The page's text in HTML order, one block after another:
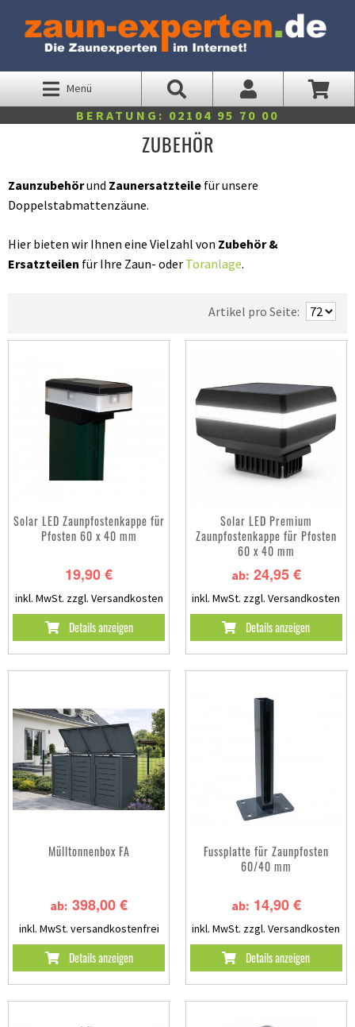
Menü
BERATUNG: 02104 95 70 00
ZUBEHÖR
Zaunzubehörund Zaunersatzteile für unsere
Doppelstabmattenzäune.
Hier bieten wir Ihnen eine Vielzahl von Zubehör &
Ersatzteilen für Ihre Zaun- oder Toranlage.
Artikel pro Seite
Solar LED Zaunpfostenkappe für
Pfosten 60 x 40 mm
19,90 €
inkl. MwSt. zzgl. Versandkosten
Details anzeigen
Solar LED Premium
Zaunpfostenkappe für Pfosten
60 x 40 mm
ab: 24,95 €
inkl. MwSt. zzgl. Versandkosten
Details anzeigen
Mülltonnenbox FA
ab: 398,00 €
inkl. MwSt. versandkostenfrei
Details anzeigen
Fussplatte für Zaunpfosten
60/40 mm
ab: 14,90 €
inkl. MwSt. zzgl. Versandkosten
Details anzeigen